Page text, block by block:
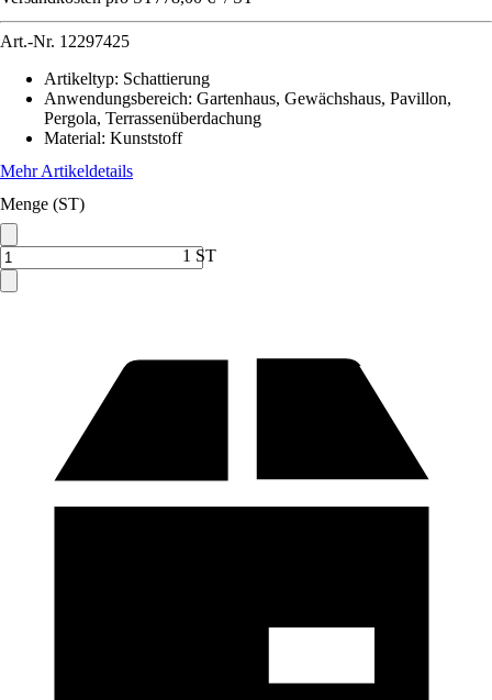
Art.-Nr. 12297425
Artikeltyp: Schattierung
Anwendungsbereich: Gartenhaus, Gewächshaus, Pavillon,
Pergola, Terrassenüberdachung
Material: Kunststoff
Mehr Artikeldetails
Menge (ST)
1 ST